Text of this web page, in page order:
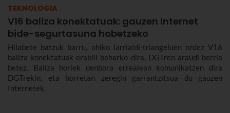
TEKNOLOGIA
V16 baliza konektatuak: gauzen Internet
bide-segurtasuna hobetzeko
Hilabete batzuk barru, ohiko larrialdi-triangeluen ordez V16
baliza konektatuak erabili beharko dira, DGTren araudi berria
betez. Baliza horiek denbora errealean komunikatzen dira
DGTrekin, eta horretan zeregin garrantzitsua du gauzen
Internetek.